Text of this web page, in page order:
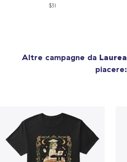
$31
Altre campagne da Laurea
piacere: